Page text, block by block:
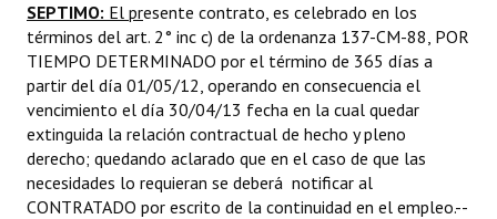
SEPTIMO: El presente contrato, es celebrado en los
términos del art. 2° inc c) de la ordenanza 137-CM-88, POR
TIEMPO DETERMINADO por el término de 365 días a
partir del día 01/05/12, operando en consecuencia el
vencimiento el día 30/04/13 fecha en la cual quedar
extinguida la relación contractual de hecho y pleno
derecho; quedando aclarado que en el caso de que las
necesidades lo requieran se deberá notificar al
CONTRATADO por escrito de la continuidad en el empleo.--